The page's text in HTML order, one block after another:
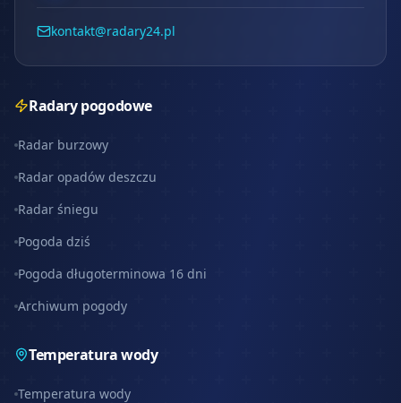
kontakt@radary24.pl
Radary pogodowe
Radar burzowy
Radar opadów deszczu
Radar śniegu
Pogoda dziś
Pogoda długoterminowa 16 dni
Archiwum pogody
Temperatura wody
Temperatura wody